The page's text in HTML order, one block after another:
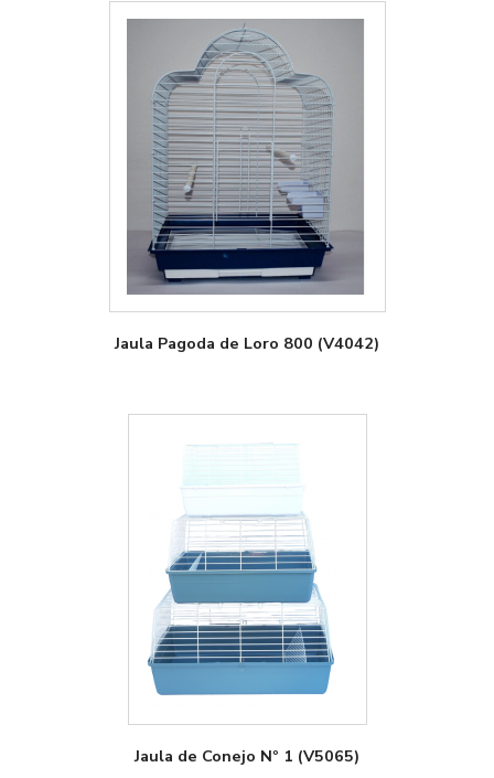
Jaula Pagoda de Loro 800 (V4042)
Jaula de Conejo Nº 1 (V5065)